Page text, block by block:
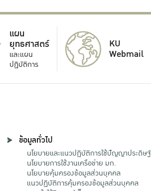
แผน
ยุทธศาสตร์
และแผน
ปฏิบัติการ
KU
Webmail
ข้อมูลทั่วไป
นโยบายและแนวปฏิบัติการใช้ปัญญาประดิษฐ์
นโยบายการใช้งานเครือข่าย มก.
นโยบายคุ้มครองข้อมูลส่วนบุคคล
แนวปฏิบัติการคุ้มครองข้อมูลส่วนบุคคล